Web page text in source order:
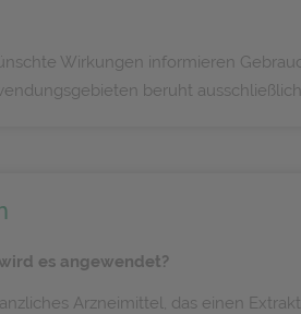
Wirkungen informieren
beruht
es angewendet?
Arzneimittel, das einen